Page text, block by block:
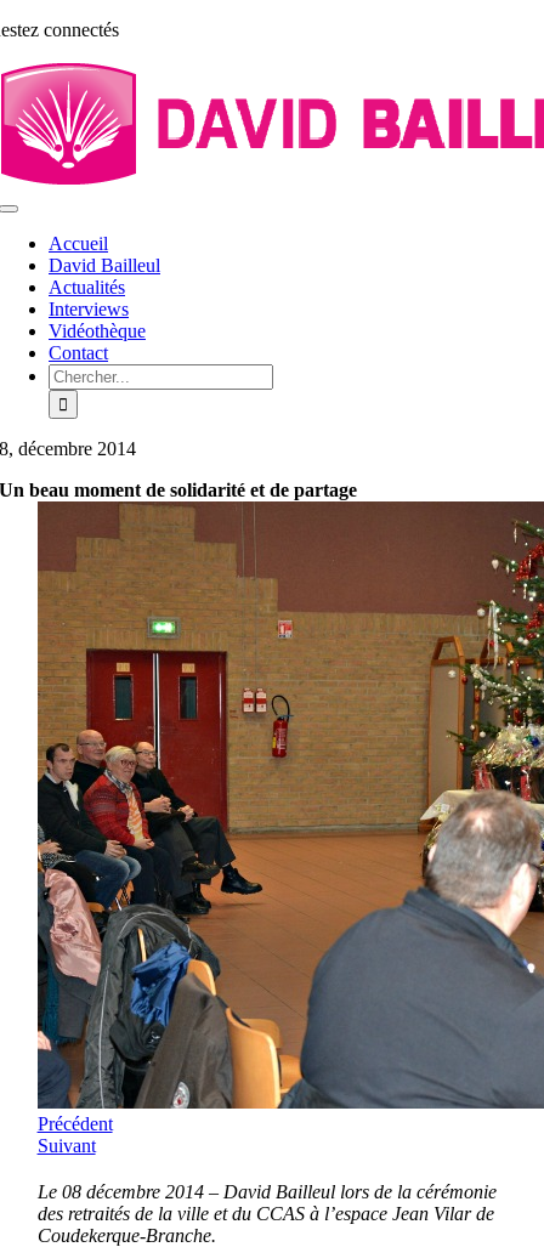
Aller
contenu
connectés
Toggle
NavigationAccueil
David Bailleul
Actualités
Interviews
Vidéothèque
Contact
Rechercher:
8, décembre 2014
Un beau moment de solidarité et de partage
Précédent
Suivant
Le 08 décembre 2014 – David Bailleul lors de la cérémonie
des retraités de la ville et du CCAS à l’espace Jean Vilar de
Coudekerque-Branche.